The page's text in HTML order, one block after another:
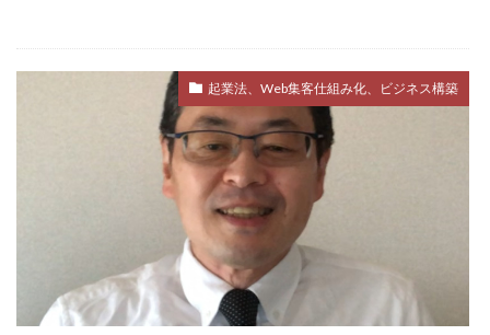
起業法、Web集客仕組み化、ビジネス構築
失敗
夢 集客コンサル
Web
キャリアアップ
コンテンツ作成
モチベーション
ビジネスモデル
広告
SEO
商品作り
プラス思考
ビジュアリゼーション
起業家
SNSマーケティング
ブログ
仕事辞めたい
方法